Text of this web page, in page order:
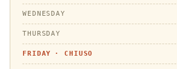
WEDNESDAY
THURSDAY
FRIDAY ·CHIUSO